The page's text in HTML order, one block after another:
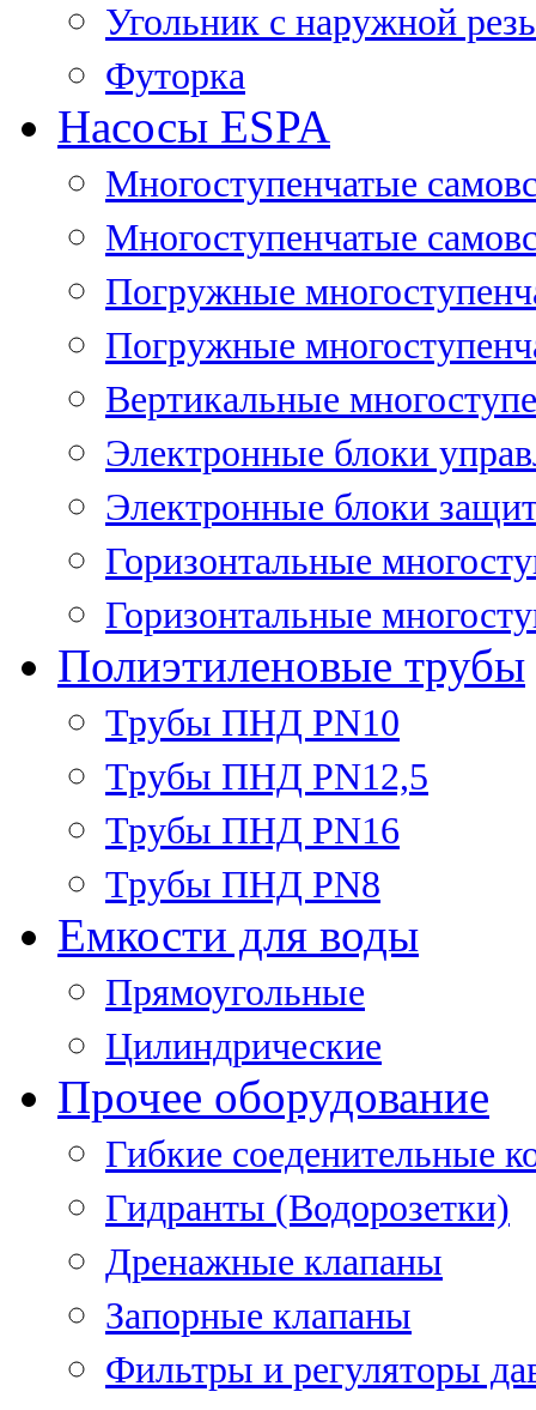
Угольник с наружной
Футорка
Насосы ESPA
Многоступенчатые
Многоступенчатые
Погружные
Погружные
Вертикальные
Электронные блоки
Электронные блоки
Горизонтальные
Горизонтальные
Полиэтиленовые трубы
Трубы ПНД PN10
Трубы ПНД PN12,5
Трубы ПНД PN16
Трубы ПНД PN8
Емкости для воды
Прямоугольные
Цилиндрические
Прочее оборудование
Гибкие соеденительные
Гидранты (Водорозетки)
Дренажные клапаны
Запорные клапаны
Фильтры и регуляторы